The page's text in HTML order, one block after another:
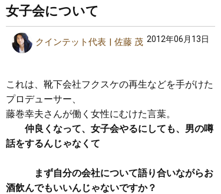
女子会について
クインテット代表 佐藤 茂 2012年06月13日
これは、靴下会社フクスケの再生などを手がけた
プロデューサー、
藤巻幸夫さんが働く女性にむけた言葉。
仲良くなって、女子会やるにしても、男の噂
話をするんじゃなくて
まず自分の会社について語り合いながらお
酒飲んでもいいんじゃないですか？